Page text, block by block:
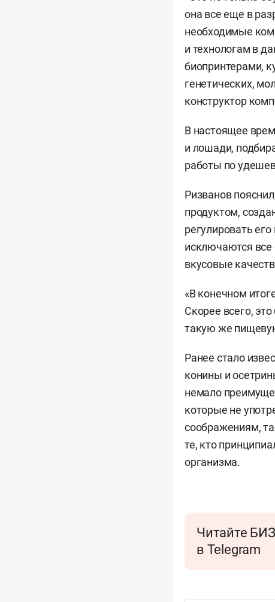
она все еще в
необходимые
и технологам в
биопринтерами,
генетических,
конструктор
В настоящее
и лошади,
работы по
Ризванов
продуктом,
регулировать
исключаются
вкусовые
«В конечном
Скорее всего,
такую же
Ранее стало
конины и
немало
которые не
соображениям,
те, кто
организма.
Читайте
в Telegram